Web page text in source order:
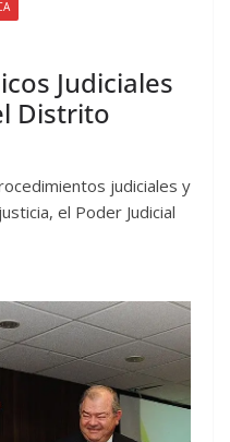
Judiciales
Distrito
judiciales y
el Poder Judicial